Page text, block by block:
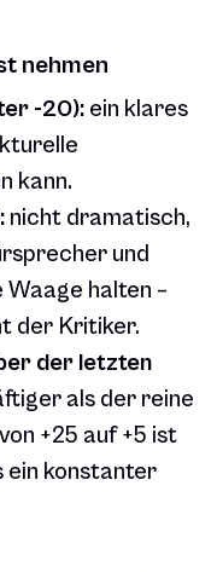
nehmen
-20): ein klares
kann.
nicht dramatisch,
und
halten –
der Kritiker.
der letzten
als der reine
+25 auf +5 ist
ein konstanter